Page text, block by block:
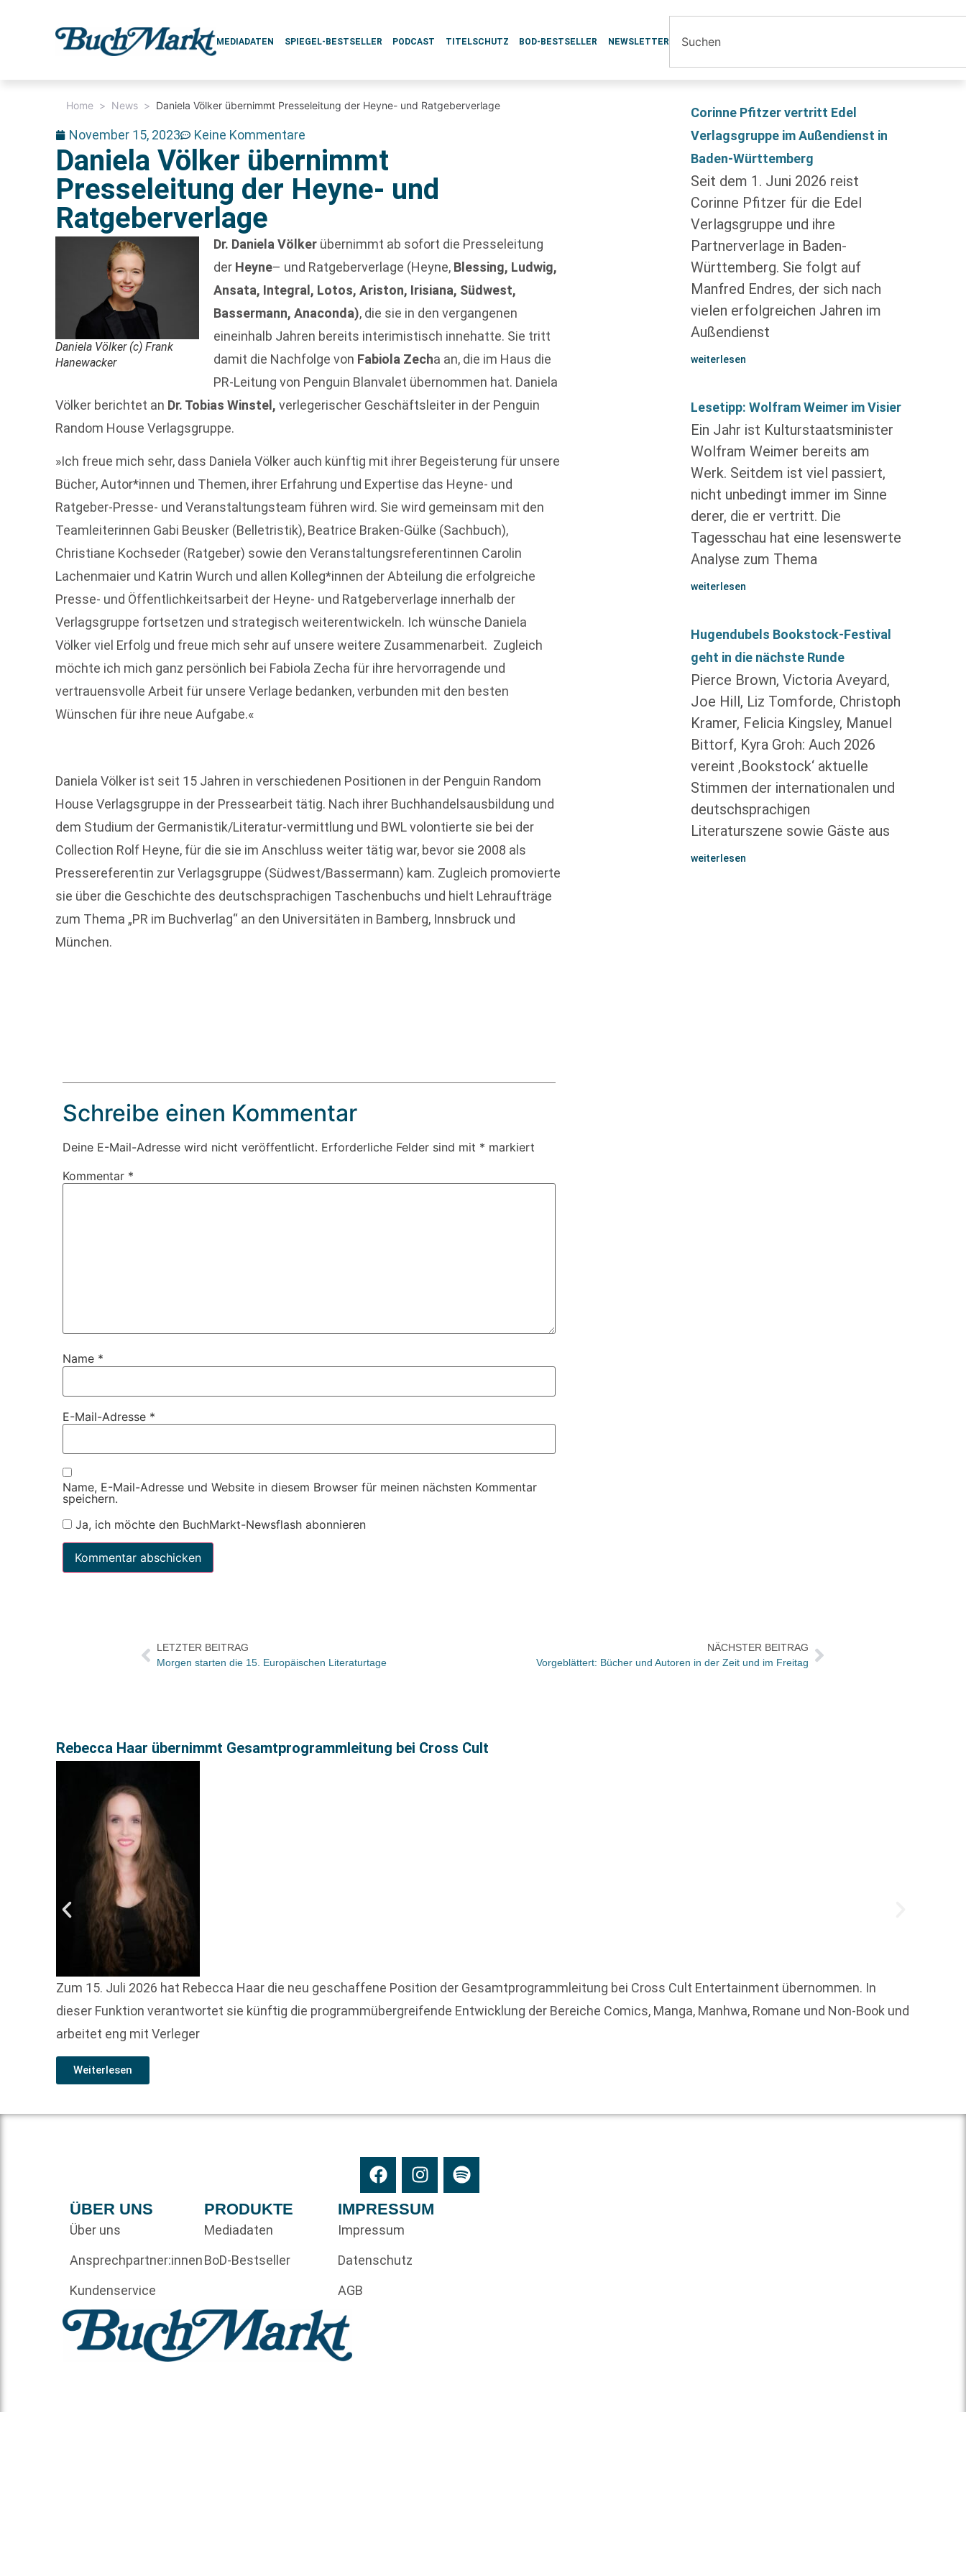
MEDIADATEN SPIEGEL-BESTSELLER PODCAST TITELSCHUTZ BOD-BESTSELLER NEWSLETTER
Home > News > Daniela Völker übernimmt Presseleitung der Heyne- und Ratgeberverlage
November 15, 2023 Keine Kommentare
Daniela Völker übernimmt
Presseleitung der Heyne- und
Ratgeberverlage
Daniela Völker (c) Frank
Hanewacker
Dr. Daniela Völker übernimmt ab sofort die Presseleitung
der Heyne– und Ratgeberverlage (Heyne, Blessing, Ludwig,
Ansata, Integral, Lotos, Ariston, Irisiana, Südwest,
Bassermann, Anaconda), die sie in den vergangenen
eineinhalb Jahren bereits interimistisch innehatte. Sie tritt
damit die Nachfolge von Fabiola Zecha an, die im Haus die
PR-Leitung von Penguin Blanvalet übernommen hat. Daniela
Völker berichtet an Dr. Tobias Winstel, verlegerischer Geschäftsleiter in der Penguin
Random House Verlagsgruppe.
»Ich freue mich sehr, dass Daniela Völker auch künftig mit ihrer Begeisterung für unsere
Bücher, Autor*innen und Themen, ihrer Erfahrung und Expertise das Heyne- und
Ratgeber-Presse- und Veranstaltungsteam führen wird. Sie wird gemeinsam mit den
Teamleiterinnen Gabi Beusker (Belletristik), Beatrice Braken-Gülke (Sachbuch),
Christiane Kochseder (Ratgeber) sowie den Veranstaltungsreferentinnen Carolin
Lachenmaier und Katrin Wurch und allen Kolleg*innen der Abteilung die erfolgreiche
Presse- und Öffentlichkeitsarbeit der Heyne- und Ratgeberverlage innerhalb der
Verlagsgruppe fortsetzen und strategisch weiterentwickeln. Ich wünsche Daniela
Völker viel Erfolg und freue mich sehr auf unsere weitere Zusammenarbeit. Zugleich
möchte ich mich ganz persönlich bei Fabiola Zecha für ihre hervorragende und
vertrauensvolle Arbeit für unsere Verlage bedanken, verbunden mit den besten
Wünschen für ihre neue Aufgabe.«
Daniela Völker ist seit 15 Jahren in verschiedenen Positionen in der Penguin Random
House Verlagsgruppe in der Pressearbeit tätig. Nach ihrer Buchhandelsausbildung und
dem Studium der Germanistik/Literatur-vermittlung und BWL volontierte sie bei der
Collection Rolf Heyne, für die sie im Anschluss weiter tätig war, bevor sie 2008 als
Pressereferentin zur Verlagsgruppe (Südwest/Bassermann) kam. Zugleich promovierte
sie über die Geschichte des deutschsprachigen Taschenbuchs und hielt Lehraufträge
zum Thema „PR im Buchverlag“ an den Universitäten in Bamberg, Innsbruck und
München.
Schreibe einen Kommentar
Deine E-Mail-Adresse wird nicht veröffentlicht. Erforderliche Felder sind mit * markiert
Kommentar *
Name *
E-Mail-Adresse *
Name, E-Mail-Adresse und Website in diesem Browser für meinen nächsten Kommentar
speichern.
Ja, ich möchte den BuchMarkt-Newsflash abonnieren
Corinne Pfitzer vertritt Edel
Verlagsgruppe im Außendienst in
Baden-Württemberg
Seit dem 1. Juni 2026 reist
Corinne Pfitzer für die Edel
Verlagsgruppe und ihre
Partnerverlage in Baden-
Württemberg. Sie folgt auf
Manfred Endres, der sich nach
vielen erfolgreichen Jahren im
Außendienst
weiterlesen
Lesetipp: Wolfram Weimer im Visier
Ein Jahr ist Kulturstaatsminister
Wolfram Weimer bereits am
Werk. Seitdem ist viel passiert,
nicht unbedingt immer im Sinne
derer, die er vertritt. Die
Tagesschau hat eine lesenswerte
Analyse zum Thema
weiterlesen
Hugendubels Bookstock-Festival
geht in die nächste Runde
Pierce Brown, Victoria Aveyard,
Joe Hill, Liz Tomforde, Christoph
Kramer, Felicia Kingsley, Manuel
Bittorf, Kyra Groh: Auch 2026
vereint ‚Bookstock‘ aktuelle
Stimmen der internationalen und
deutschsprachigen
Literaturszene sowie Gäste aus
weiterlesen
LETZTER BEITRAG
Morgen starten die 15. Europäischen Literaturtage
NÄCHSTER BEITRAG
Vorgeblättert: Bücher und Autoren in der Zeit und im Freitag
Rebecca Haar übernimmt Gesamtprogrammleitung bei Cross Cult
Zum 15. Juli 2026 hat Rebecca Haar die neu geschaffene Position der Gesamtprogrammleitung bei Cross Cult Entertainment übernommen. In
dieser Funktion verantwortet sie künftig die programmübergreifende Entwicklung der Bereiche Comics, Manga, Manhwa, Romane und Non-Book und
arbeitet eng mit Verleger
Weiterlesen
ÜBER UNS
Über uns
Ansprechpartner:innen
Kundenservice
PRODUKTE
Mediadaten
BoD-Bestseller
IMPRESSUM
Impressum
Datenschutz
AGB